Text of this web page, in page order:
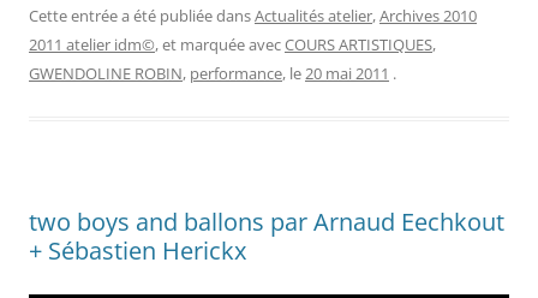
Cette entrée a été publiée dansActualités atelier,Archives 2010
2011 atelier idm©, et marquée avecCOURS ARTISTIQUES,
GWENDOLINE ROBIN, performance, le20 mai 2011 .
two boys and ballons par Arnaud Eechkout
+ Sébastien Herickx